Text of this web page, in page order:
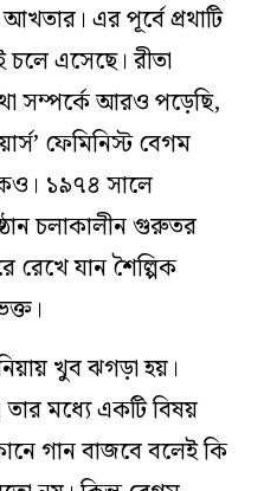
এর পূর্বে প্রথাটি
এসেছে। রীতা
সম্পর্কে আরও পড়েছি,
ফেমিনিস্ট বেগম
১৯৭৪ সালে
চলাকালীন গুরুতর
রেখে যান শৈল্পিক
খুব ঝগড়া হয়।
মধ্যে একটি বিষয়
গান বাজবে বলেই কি